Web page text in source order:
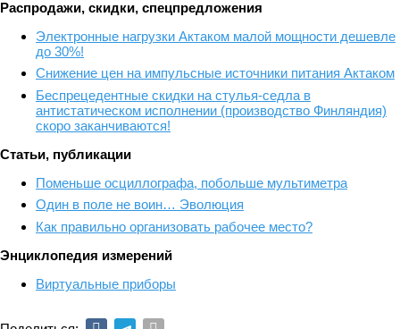
Распродажи, скидки, спецпредложения
Электронные нагрузки Актаком малой мощности дешевле
до 30%!
Снижение цен на импульсные источники питания Актаком
Беспрецедентные скидки на стулья-седла в
антистатическом исполнении (производство Финляндия)
скоро заканчиваются!
Статьи, публикации
Поменьше осциллографа, побольше мультиметра
Один в поле не воин… Эволюция
Как правильно организовать рабочее место?
Энциклопедия измерений
Виртуальные приборы